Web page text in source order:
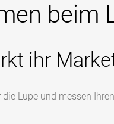
beim
ihr
die Lupe und messen